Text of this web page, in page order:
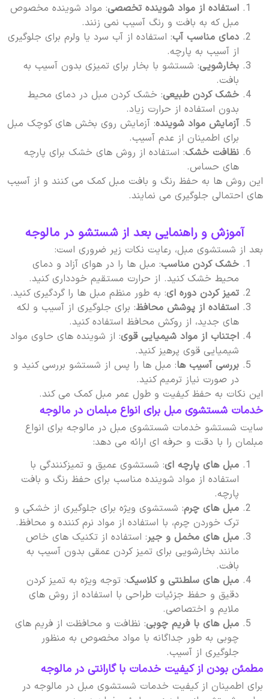
استفاده از مواد شوینده تخصصی: مواد شوینده مخصوص
مبل که به بافت و رنگ آسیب نمی زنند.
دمای مناسب آب: استفاده از آب سرد یا ولرم برای جلوگیری
از آسیب به پارچه.
بخارشویی: شستشو با بخار برای تمیزی بدون آسیب به
بافت.
خشک کردن طبیعی: خشک کردن مبل در دمای محیط
بدون استفاده از حرارت زیاد.
آزمایش مواد شوینده: آزمایش روی بخش های کوچک مبل
برای اطمینان از عدم آسیب.
نظافت خشک: استفاده از روش های خشک برای پارچه
های حساس.
این روش ها به حفظ رنگ و بافت مبل کمک می کنند و از آسیب
های احتمالی جلوگیری می نمایند.
آموزش و راهنمایی بعد از شستشو در مالوجه
بعد از شستشوی مبل، رعایت نکات زیر ضروری است:
خشک کردن مناسب: مبل ها را در هوای آزاد و دمای
محیط خشک کنید. از حرارت مستقیم خودداری کنید.
تمیز کردن دوره ای: به طور منظم مبل ها را گردگیری کنید.
استفاده از پوشش محافظ: برای جلوگیری از آسیب و لکه
های جدید، از روکش محافظ استفاده کنید.
اجتناب از مواد شیمیایی قوی: از شوینده های حاوی مواد
شیمیایی قوی پرهیز کنید.
بررسی آسیب ها: مبل ها را پس از شستشو بررسی کنید و
در صورت نیاز ترمیم کنید.
این نکات به حفظ کیفیت و طول عمر مبل کمک می کند.
خدمات شستشوی مبل برای انواع مبلمان در مالوجه
سایت شستشو خدمات شستشوی مبل در مالوجه برای انواع
مبلمان را با دقت و حرفه ای ارائه می دهد:
مبل های پارچه ای: شستشوی عمیق و تمیزکنندگی با
استفاده از مواد شوینده مناسب برای حفظ رنگ و بافت
پارچه.
مبل های چرم: شستشوی ویژه برای جلوگیری از خشکی و
ترک خوردن چرم، با استفاده از مواد نرم کننده و محافظ.
مبل های مخمل و جیر: استفاده از تکنیک های خاص
مانند بخارشویی برای تمیز کردن عمقی بدون آسیب به
بافت.
مبل های سلطنتی و کلاسیک: توجه ویژه به تمیز کردن
دقیق و حفظ جزئیات طراحی با استفاده از روش های
ملایم و اختصاصی.
مبل های با فریم چوبی: نظافت و محافظت از فریم های
چوبی به طور جداگانه با مواد مخصوص به منظور
جلوگیری از آسیب.
مطمئن بودن از کیفیت خدمات با گارانتی در مالوجه
برای اطمینان از کیفیت خدمات شستشوی مبل در مالوجه در